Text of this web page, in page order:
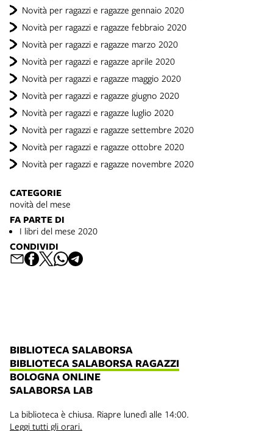
Novità per ragazzi e ragazze gennaio 2020
Novità per ragazzi e ragazze febbraio 2020
Novità per ragazzi e ragazze marzo 2020
Novità per ragazzi e ragazze aprile 2020
Novità per ragazzi e ragazze maggio 2020
Novità per ragazzi e ragazze giugno 2020
Novità per ragazzi e ragazze luglio 2020
Novità per ragazzi e ragazze settembre 2020
Novità per ragazzi e ragazze ottobre 2020
Novità per ragazzi e ragazze novembre 2020
CATEGORIE
novità del mese
FA PARTE DI
I libri del mese 2020
CONDIVIDI
BIBLIOTECA SALABORSA
BIBLIOTECA SALABORSA RAGAZZI
BOLOGNA ONLINE
SALABORSA LAB
La biblioteca è chiusa. Riapre lunedì alle 14:00.
Leggi tutti gli orari.